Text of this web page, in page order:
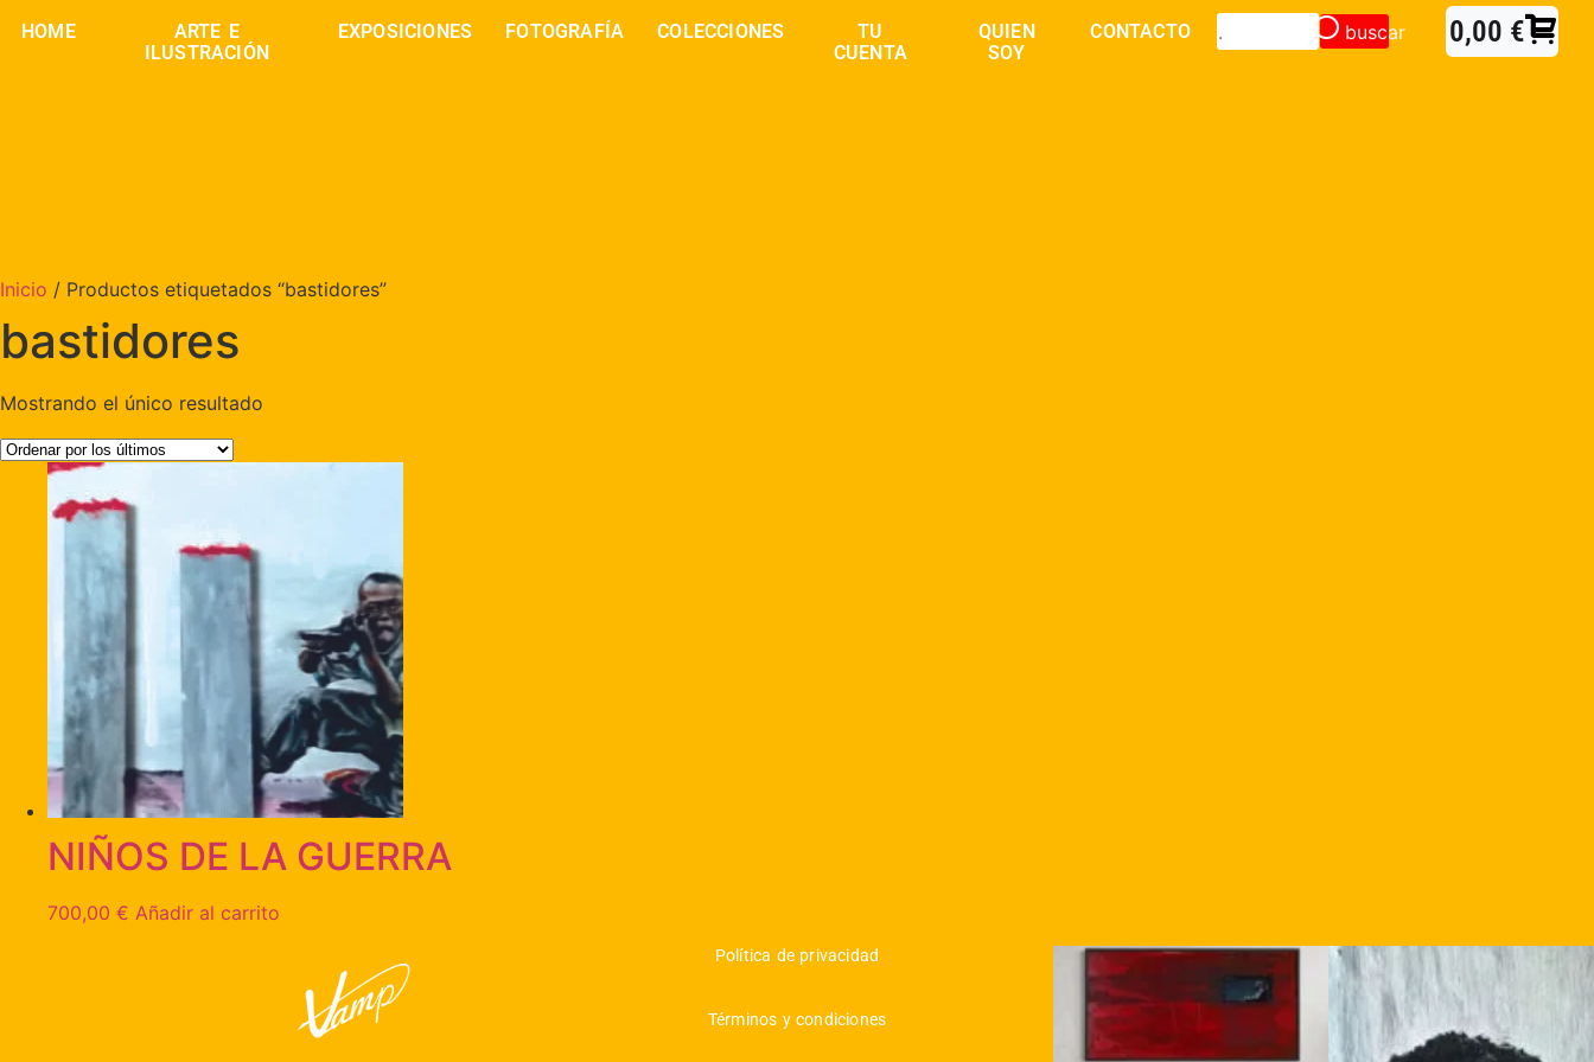
HOME
ARTE E
ILUSTRACIÓN
EXPOSICIONES FOTOGRAFÍA COLECCIONES
TU
CUENTA
QUIEN
SOY
CONTACTO buscar 0,00 €
Inicio / Productos etiquetados “bastidores”
bastidores
Mostrando el único resultado
NIÑOS DE LA GUERRA
700,00 € Añadir al carrito
Política de privacidad
Términos y condiciones